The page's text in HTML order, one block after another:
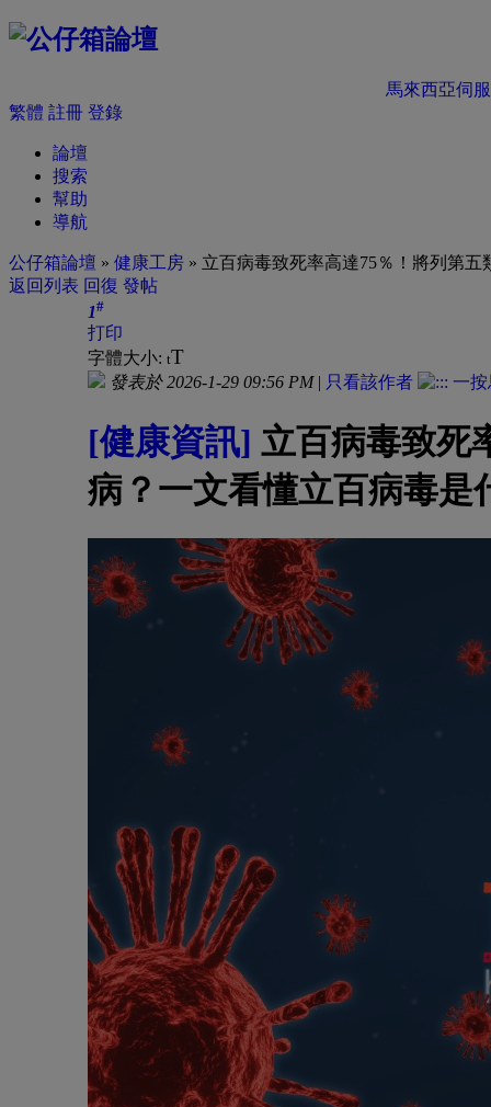
馬來西亞伺
繁體 註冊 登錄
論壇
搜索
幫助
導航
公仔箱論壇 » 健康工房 » 立百病毒致死率高達75％！將列第
返回列表 回復 發帖
1#
打印
字體大小: tT
發表於 2026-1-29 09:56 PM| 只看該作者
[健康資訊] 立百病毒致死
病？一文看懂立百病毒是